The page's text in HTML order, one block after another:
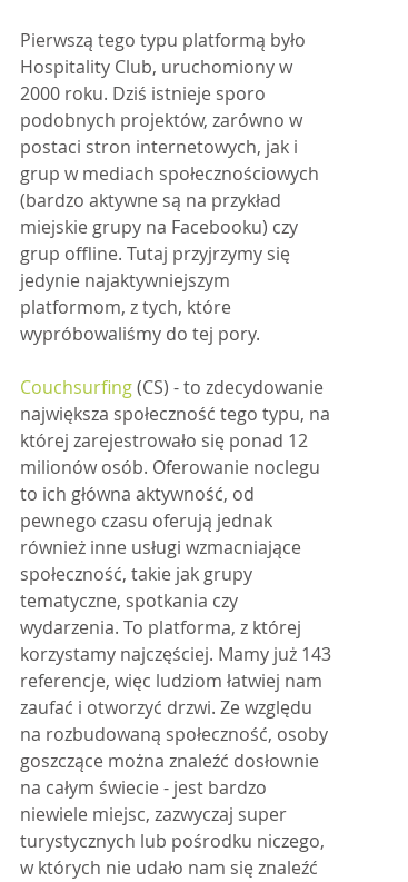
Pierwszą tego typu platformą było
Hospitality Club, uruchomiony w
2000 roku. Dziś istnieje sporo
podobnych projektów, zarówno w
postaci stron internetowych, jak i
grup w mediach społecznościowych
(bardzo aktywne są na przykład
miejskie grupy na Facebooku) czy
grup offline. Tutaj przyjrzymy się
jedynie najaktywniejszym
platformom, z tych, które
wypróbowaliśmy do tej pory.
Couchsurfing (CS) - to zdecydowanie
największa społeczność tego typu, na
której zarejestrowało się ponad 12
milionów osób. Oferowanie noclegu
to ich główna aktywność, od
pewnego czasu oferują jednak
również inne usługi wzmacniające
społeczność, takie jak grupy
tematyczne, spotkania czy
wydarzenia. To platforma, z której
korzystamy najczęściej. Mamy już 143
referencje, więc ludziom łatwiej nam
zaufać i otworzyć drzwi. Ze względu
na rozbudowaną społeczność, osoby
goszczące można znaleźć dosłownie
na całym świecie - jest bardzo
niewiele miejsc, zazwyczaj super
turystycznych lub pośrodku niczego,
w których nie udało nam się znaleźć